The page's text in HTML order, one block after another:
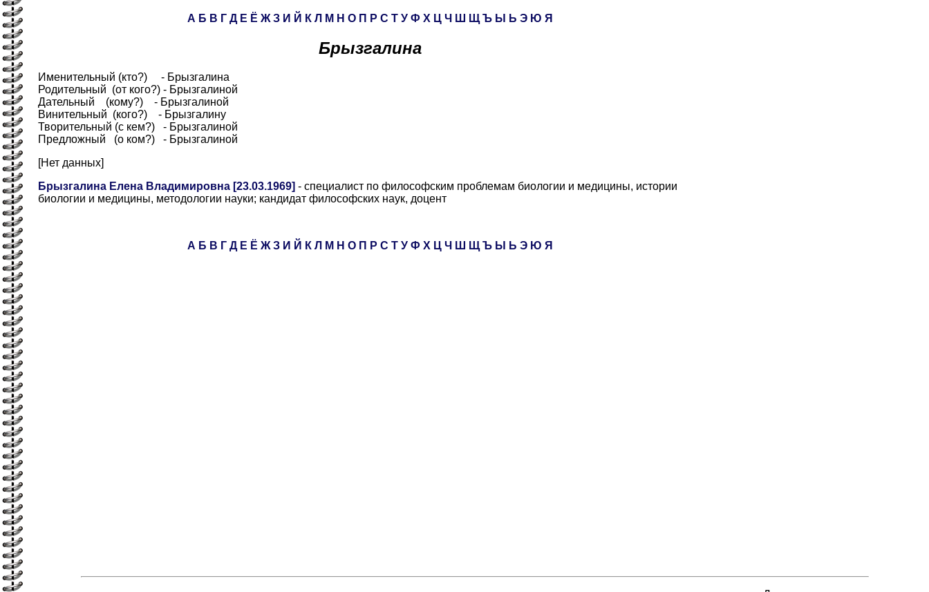
А Б В Г Д Е Ё Ж З И Й К Л М Н О П Р С Т У Ф Х Ц Ч Ш Щ Ъ Ы Ь Э Ю Я
Брызгалина
Именительный (кто?) - Брызгалина
Родительный (от кого?) - Брызгалиной
Дательный (кому?) - Брызгалиной
Винительный (кого?) - Брызгалину
Творительный (с кем?) - Брызгалиной
Предложный (о ком?) - Брызгалиной
[Нет данных]
Брызгалина Елена Владимировна [23.03.1969] - специалист по философским проблемам биологии и медицины, истории
биологии и медицины, методологии науки; кандидат философских наук, доцент
А Б В Г Д Е Ё Ж З И Й К Л М Н О П Р С Т У Ф Х Ц Ч Ш Щ Ъ Ы Ь Э Ю Я